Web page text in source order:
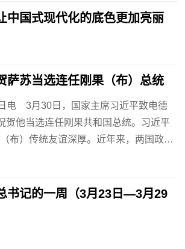
中国式现代化的底色更加亮丽
萨苏当选连任刚果（布）总统
电 3月30日，国家主席习近平致电德
贺他当选连任刚果共和国总统。习近平
布）传统友谊深厚。近年来，两国政…
书记的一周（3月23日—3月29